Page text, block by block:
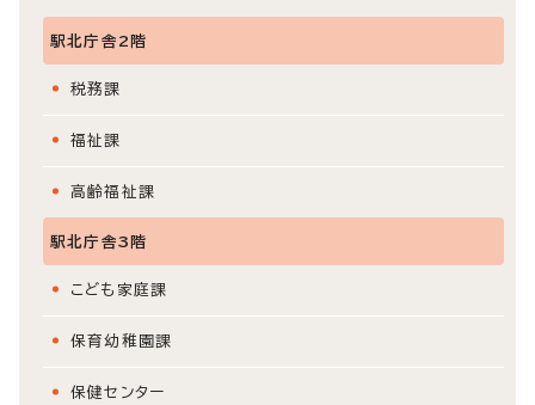
駅北庁舎2階
税務課
福祉課
高齢福祉課
駅北庁舎3階
こども家庭課
保育幼稚園課
保健センター